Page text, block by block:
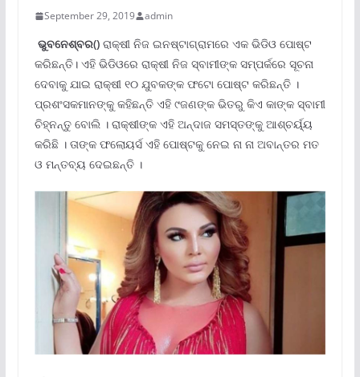
September 29, 2019 admin
ଭୁବନେଶ୍ବର()ରାକ୍ଷୀ ନିଜ ଇନଷ୍ଟାଗ୍ରାମରେ ଏକ ଭିଡିଓ ପୋଷ୍ଟ
କରିଛନ୍ତି। ଏହି ଭିଡିଓରେ ରାକ୍ଷୀ ନିଜ ସ୍ବାମୀଙ୍କ ସମ୍ପର୍କରେ ସୂଚନା
ଦେବାକୁ ଯାଇ ରାକ୍ଷୀ ୧୦ ଯୁବକଙ୍କ ଫଟୋ ପୋଷ୍ଟ କରିଛନ୍ତି ।
ପ୍ରଶଂସକମାନଙ୍କୁ କହିଛନ୍ତି ଏହି ୯ଜଣଙ୍କ ଭିତରୁ କିଏ କାଙ୍କ ସ୍ବାମୀ
ଚିହ୍ନନ୍ତୁ ବୋଲି । ରାକ୍ଷୀଙ୍କ ଏହି ଅନ୍ଦାଜ ସମସ୍ତଙ୍କୁ ଆଶ୍ଚର୍ୟ୍ୟ
କରିଛି । ତାଙ୍କ ଫଲୋୟର୍ସ ଏହି ପୋଷ୍ଟକୁ ନେଇ ନା ନା ଅବାନ୍ତର ମତ
ଓ ମନ୍ତବ୍ୟ ଦେଇଛନ୍ତି ।